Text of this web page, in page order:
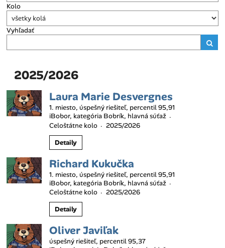
Kolo
Vyhľadať
2025/2026
Laura Marie Desvergnes
1. miesto, úspešný riešiteľ, percentil 95,91
iBobor, kategória Bobrík, hlavná súťaž ·
Celoštátne kolo · 2025/2026
Detaily
Richard Kukučka
1. miesto, úspešný riešiteľ, percentil 95,91
iBobor, kategória Bobrík, hlavná súťaž ·
Celoštátne kolo · 2025/2026
Detaily
Oliver Javiľak
úspešný riešiteľ, percentil 95,37